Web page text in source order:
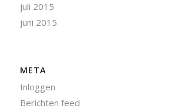
juli 2015
juni 2015
META
Inloggen
Berichten feed